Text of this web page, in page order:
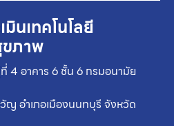
นเทคโนโลยี
ขภาพ
4 อาคาร 6 ชั้น 6 กรมอนามัย
อำเภอเมืองนนทบุรี จังหวัด